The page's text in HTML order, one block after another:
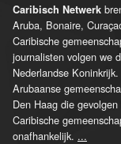
Caribisch Netwerk
Aruba, Bonaire,
Caribische
journalisten volgen we
Nederlandse
Arubaanse
Den Haag die
Caribische
onafhankelijk. ...